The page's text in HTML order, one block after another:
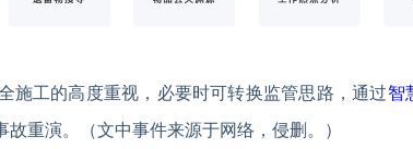
施工的高度重视，必要时可转换监管思路，通过智
重演。（文中事件来源于网络，侵删。）